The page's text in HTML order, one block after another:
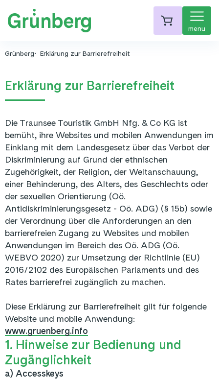
menu
Grünberg Erklärung zur Barrierefreiheit
Erklärung zur Barrierefreiheit
Die Traunsee Touristik GmbH Nfg. & Co KG ist
bemüht, ihre Websites und mobilen Anwendungen im
Einklang mit dem Landesgesetz über das Verbot der
Diskriminierung auf Grund der ethnischen
Zugehörigkeit, der Religion, der Weltanschauung,
einer Behinderung, des Alters, des Geschlechts oder
der sexuellen Orientierung (Oö.
Antidiskriminierungsgesetz - Oö. ADG) (§ 15b) sowie
der Verordnung über die Anforderungen an den
barrierefreien Zugang zu Websites und mobilen
Anwendungen im Bereich des Oö. ADG (Oö.
WEBVO 2020) zur Umsetzung der Richtlinie (EU)
2016/2102 des Europäischen Parlaments und des
Rates barrierefrei zugänglich zu machen.
Diese Erklärung zur Barrierefreiheit gilt für folgende
Website und mobile Anwendung:
www.gruenberg.info
1. Hinweise zur Bedienung und
Zugänglichkeit
a) Accesskeys